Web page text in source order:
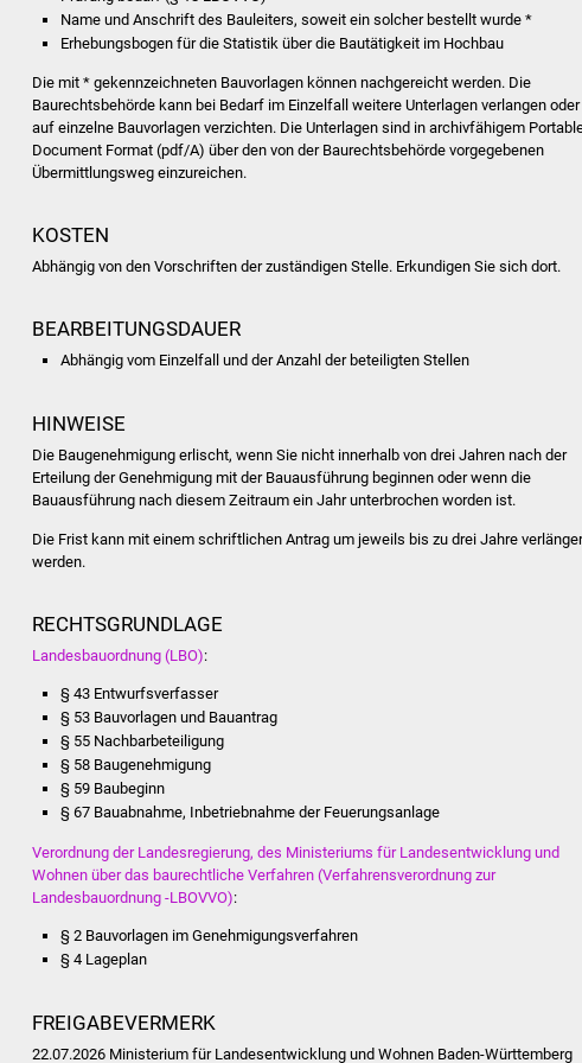
Name und Anschrift des Bauleiters, soweit ein solcher bestellt wurde *
Erhebungsbogen für die Statistik über die Bautätigkeit im Hochbau
Die mit * gekennzeichneten Bauvorlagen können nachgereicht werden. Die
Baurechtsbehörde kann bei Bedarf im Einzelfall weitere Unterlagen verlangen oder
auf einzelne Bauvorlagen verzichten. Die Unterlagen sind in archivfähigem
Document Format (pdf/A) über den von der Baurechtsbehörde vorgegebenen
Übermittlungsweg einzureichen.
KOSTEN
Abhängig von den Vorschriften der zuständigen Stelle. Erkundigen Sie sich dort.
BEARBEITUNGSDAUER
Abhängig vom Einzelfall und der Anzahl der beteiligten Stellen
HINWEISE
Die Baugenehmigung erlischt, wenn Sie nicht innerhalb von drei Jahren nach der
Erteilung der Genehmigung mit der Bauausführung beginnen oder wenn die
Bauausführung nach diesem Zeitraum ein Jahr unterbrochen worden ist.
Die Frist kann mit einem schriftlichen Antrag um jeweils bis zu drei Jahre
werden.
RECHTSGRUNDLAGE
Landesbauordnung (LBO):
§ 43 Entwurfsverfasser
§ 53 Bauvorlagen und Bauantrag
§ 55 Nachbarbeteiligung
§ 58 Baugenehmigung
§ 59 Baubeginn
§ 67 Bauabnahme, Inbetriebnahme der Feuerungsanlage
Verordnung der Landesregierung, des Ministeriums für Landesentwicklung und
Wohnen über das baurechtliche Verfahren (Verfahrensverordnung zur
Landesbauordnung -LBOVVO):
§ 2 Bauvorlagen im Genehmigungsverfahren
§ 4 Lageplan
FREIGABEVERMERK
22.07.2026 Ministerium für Landesentwicklung und Wohnen Baden-Württemberg